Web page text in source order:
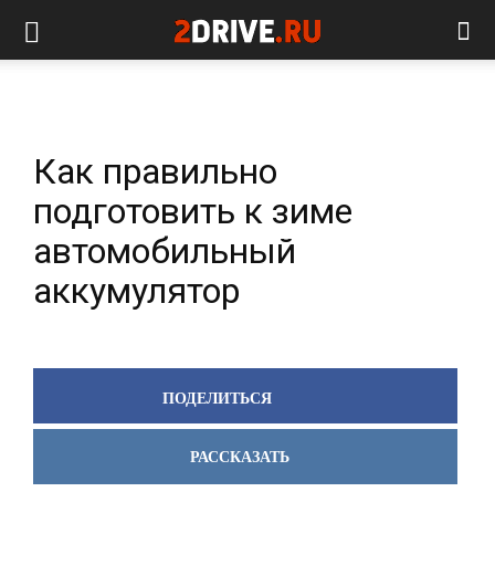
Как правильно
подготовить к зиме
автомобильный
аккумулятор
ПОДЕЛИТЬСЯ
РАССКАЗАТЬ